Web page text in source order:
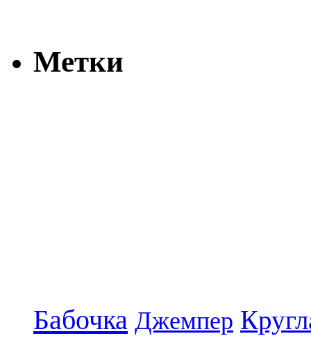
Метки
Бабочка Джемпер